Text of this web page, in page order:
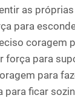
as
para
coragem
força para
para
para ficar